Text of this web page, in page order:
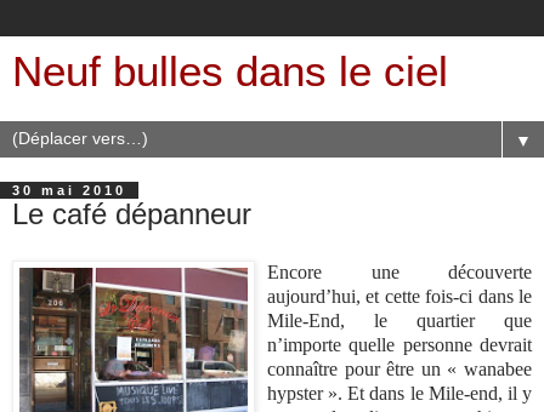
Neuf bulles dans le ciel
▼
30 mai 2010
Le café dépanneur
Encore une découverte
aujourd’hui, et cette fois-ci dans le
Mile-End, le quartier que
n’importe quelle personne devrait
connaître pour être un « wanabee
hypster ». Et dans le Mile-end, il y